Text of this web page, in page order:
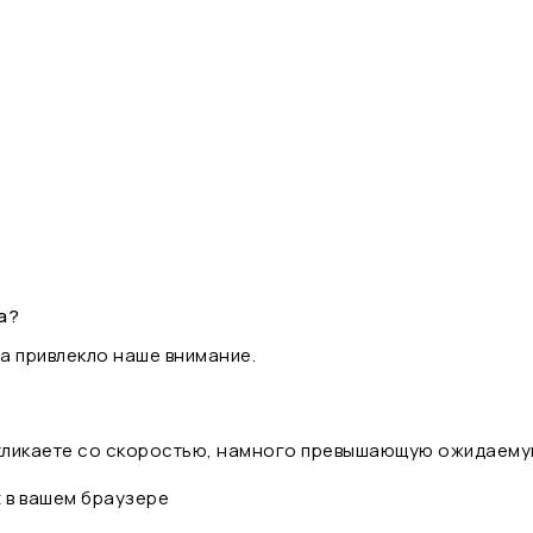
привлекло наше внимание.
со скоростью, намного превышающую
вашем браузере